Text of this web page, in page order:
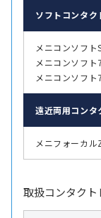
ソフト コンタク
メニコンソフト
メニコンソフト
メニコンソフ
遠近両用コンタ
メニフォーカル
取扱コンタクト